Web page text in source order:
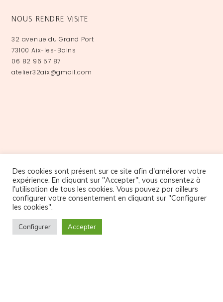
NOUS RENDRE VISITE
32 avenue du Grand Port
73100 Aix-les-Bains
06 82 96 57 87
atelier32aix@gmail.com
NOS PARTENAIRES
Des cookies sont présent sur ce site afin d'améliorer votre
expérience. En cliquant sur "Accepter", vous consentez à
l'utilisation de tous les cookies. Vous pouvez par ailleurs
configurer votre consentement en cliquant sur "Configurer
les cookies".
Configurer Accepter